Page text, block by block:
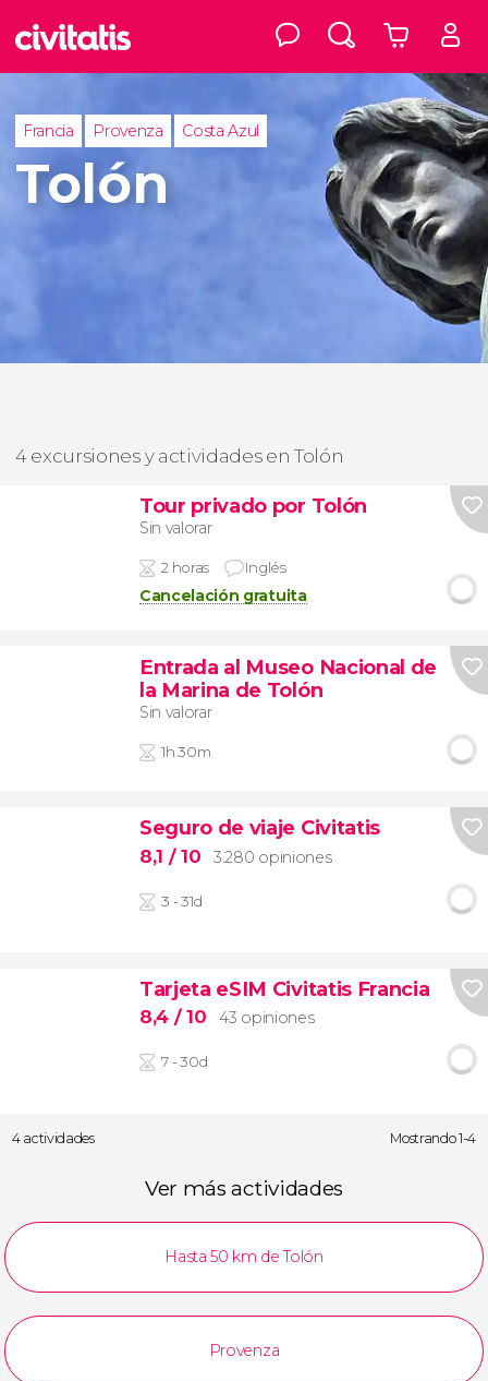
Francia Provenza Costa Azul
Tolón
4 excursiones y actividades en Tolón
Tour privado por Tolón
Sin valorar
2 horas Inglés
Cancelación gratuita
Entrada al Museo Nacional de
la Marina de Tolón
Sin valorar
1h 30m
Seguro de viaje Civitatis
8,1 / 10 3.280 opiniones
3 - 31d
Tarjeta eSIM Civitatis Francia
8,4 / 10 43 opiniones
7 - 30d
4 actividades Mostrando 1-4
Ver más actividades
Hasta 50 km de Tolón
Provenza